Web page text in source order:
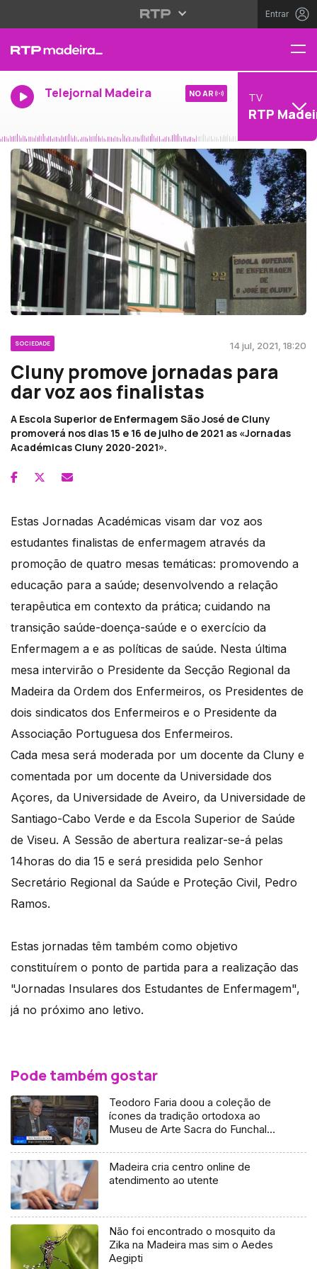
Entrar
Telejornal Madeira NO AR TV
RTP
SOCIEDADE 14 jul, 2021, 18:20
Cluny promove jornadas para
dar voz aos finalistas
A Escola Superior de Enfermagem São José de Cluny
promoverá nos dias 15 e 16 de julho de 2021 as «Jornadas
Académicas Cluny 2020-2021».
Estas Jornadas Académicas visam dar voz aos
estudantes finalistas de enfermagem através da
promoção de quatro mesas temáticas: promovendo a
educação para a saúde; desenvolvendo a relação
terapêutica em contexto da prática; cuidando na
transição saúde-doença-saúde e o exercício da
Enfermagem a e as políticas de saúde. Nesta última
mesa intervirão o Presidente da Secção Regional da
Madeira da Ordem dos Enfermeiros, os Presidentes de
dois sindicatos dos Enfermeiros e o Presidente da
Associação Portuguesa dos Enfermeiros.
Cada mesa será moderada por um docente da Cluny e
comentada por um docente da Universidade dos
Açores, da Universidade de Aveiro, da Universidade de
Santiago-Cabo Verde e da Escola Superior de Saúde
de Viseu. A Sessão de abertura realizar-se-á pelas
14horas do dia 15 e será presidida pelo Senhor
Secretário Regional da Saúde e Proteção Civil, Pedro
Ramos.
Estas jornadas têm também como objetivo
constituírem o ponto de partida para a realização das
"Jornadas Insulares dos Estudantes de Enfermagem",
já no próximo ano letivo.
Pode também gostar
Teodoro Faria doou a coleção de
ícones da tradição ortodoxa ao
Museu de Arte Sacra do Funchal
Madeira cria centro online de
atendimento ao utente
Não foi encontrado o mosquito da
Zika na Madeira mas sim o Aedes
Aegipti